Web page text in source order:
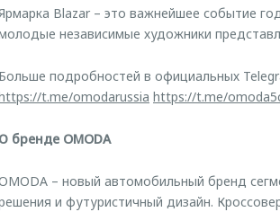
Blazar – это важнейшее событие
независимые художники
Больше подробностей в официальных
t.me/omodarussia https://t.me/
О бренде OMODA
– новый автомобильный бренд
и футуристичный дизайн.